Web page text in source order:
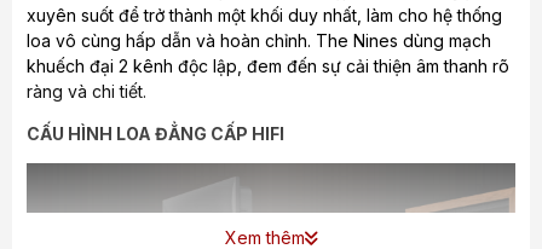
xuyên suốt để trở thành một khối duy nhất, làm cho hệ thống
loa vô cùng hấp dẫn và hoàn chỉnh. The Nines dùng mạch
khuếch đại 2 kênh độc lập, đem đến sự cải thiện âm thanh rõ
ràng và chi tiết.
CẤU HÌNH LOA ĐẲNG CẤP HIFI
Xem thêm